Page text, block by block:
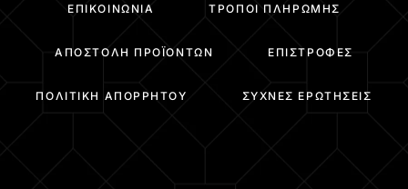
ΕΠΙΚΟΙΝΩΝΊΑ ΤΡΌΠΟΙ ΠΛΗΡΩΜΉΣ
ΑΠΟΣΤΟΛΉ ΠΡΟΪΌΝΤΩΝ ΕΠΙΣΤΡΟΦΈΣ
ΠΟΛΙΤΙΚΉ ΑΠΟΡΡΉΤΟΥ ΣΥΧΝΈΣ ΕΡΩΤΉΣΕΙΣ